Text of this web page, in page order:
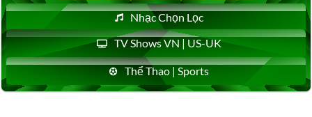
Nhạc Chọn Lọc
TV Shows VN | US-UK
Thể Thao | Sports